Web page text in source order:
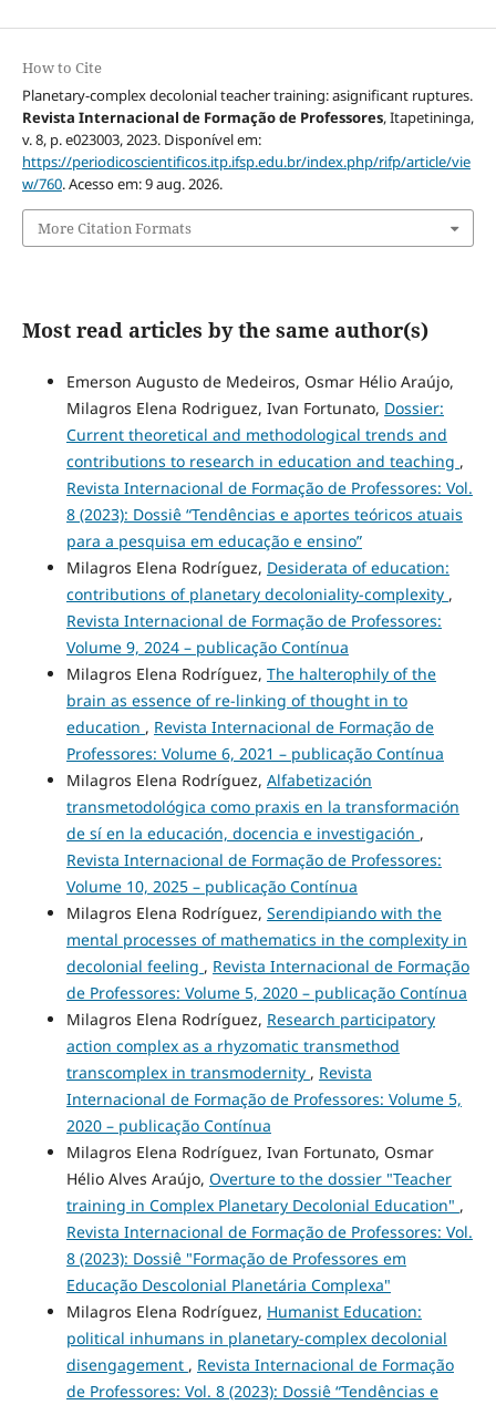
How to Cite
Planetary-complex decolonial teacher training: asignificant ruptures.
Revista Internacional de Formação de Professores, Itapetininga,
v. 8, p. e023003, 2023. Disponível em:
https://periodicoscientificos.itp.ifsp.edu.br/index.php/rifp/article/vie
w/760. Acesso em: 9 aug. 2026.
More Citation Formats
Most read articles by the same author(s)
Emerson Augusto de Medeiros, Osmar Hélio Araújo,
Milagros Elena Rodriguez, Ivan Fortunato, Dossier:
Current theoretical and methodological trends and
contributions to research in education and teaching ,
Revista Internacional de Formação de Professores: Vol.
8 (2023): Dossiê “Tendências e aportes teóricos atuais
para a pesquisa em educação e ensino”
Milagros Elena Rodríguez, Desiderata of education:
contributions of planetary decoloniality-complexity ,
Revista Internacional de Formação de Professores:
Volume 9, 2024 – publicação Contínua
Milagros Elena Rodríguez, The halterophily of the
brain as essence of re-linking of thought in to
education , Revista Internacional de Formação de
Professores: Volume 6, 2021 – publicação Contínua
Milagros Elena Rodríguez, Alfabetización
transmetodológica como praxis en la transformación
de sí en la educación, docencia e investigación ,
Revista Internacional de Formação de Professores:
Volume 10, 2025 – publicação Contínua
Milagros Elena Rodríguez, Serendipiando with the
mental processes of mathematics in the complexity in
decolonial feeling , Revista Internacional de Formação
de Professores: Volume 5, 2020 – publicação Contínua
Milagros Elena Rodríguez, Research participatory
action complex as a rhyzomatic transmethod
transcomplex in transmodernity , Revista
Internacional de Formação de Professores: Volume 5,
2020 – publicação Contínua
Milagros Elena Rodríguez, Ivan Fortunato, Osmar
Hélio Alves Araújo, Overture to the dossier "Teacher
training in Complex Planetary Decolonial Education" ,
Revista Internacional de Formação de Professores: Vol.
8 (2023): Dossiê "Formação de Professores em
Educação Descolonial Planetária Complexa"
Milagros Elena Rodríguez, Humanist Education:
political inhumans in planetary-complex decolonial
disengagement , Revista Internacional de Formação
de Professores: Vol. 8 (2023): Dossiê “Tendências e